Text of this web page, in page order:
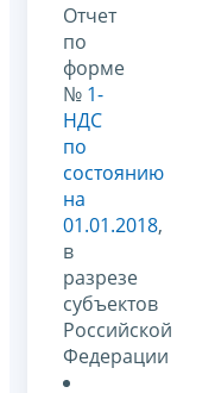
Отчет
по
форме
№ 1-
НДС
по
состоянию
на
01.01.2018,
в
разрезе
субъектов
Российской
Федерации